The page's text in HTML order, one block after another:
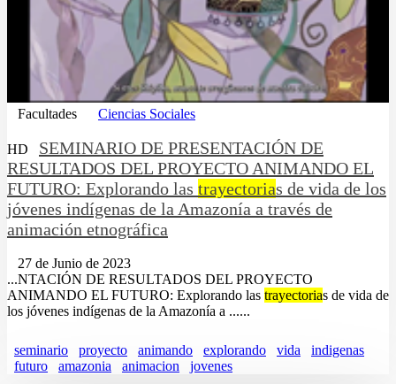
Facultades Ciencias Sociales
HD
SEMINARIO DE PRESENTACIÓN DE
RESULTADOS DEL PROYECTO ANIMANDO EL
FUTURO: Explorando las trayectorias de vida de los
jóvenes indígenas de la Amazonía a través de
animación etnográfica
27 de Junio de 2023
...NTACIÓN DE RESULTADOS DEL PROYECTO
ANIMANDO EL FUTURO: Explorando las trayectorias de vida de
los jóvenes indígenas de la Amazonía a ......
seminario proyecto animando explorando vida
indigenas
futuro
amazonia animacion jovenes